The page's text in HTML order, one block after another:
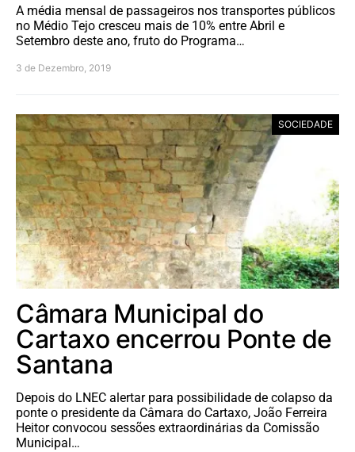
A média mensal de passageiros nos transportes públicos
no Médio Tejo cresceu mais de 10% entre Abril e
Setembro deste ano, fruto do Programa…
3 de Dezembro, 2019
SOCIEDADE
Câmara Municipal do
Cartaxo encerrou Ponte de
Santana
Depois do LNEC alertar para possibilidade de colapso da
ponte o presidente da Câmara do Cartaxo, João Ferreira
Heitor convocou sessões extraordinárias da Comissão
Municipal…